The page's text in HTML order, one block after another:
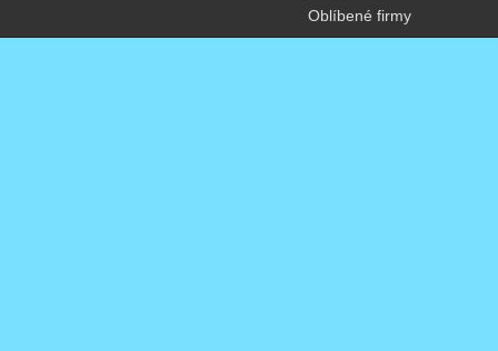
Oblíbené firmy